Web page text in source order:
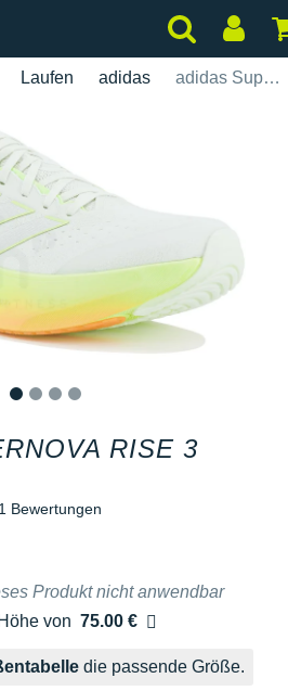
Laufen adidas adidas Supernova Rise 3 Herren
RISE 3
Bewertungen
Produkt nicht anwendbar
von 75.00 €
die passende Größe.